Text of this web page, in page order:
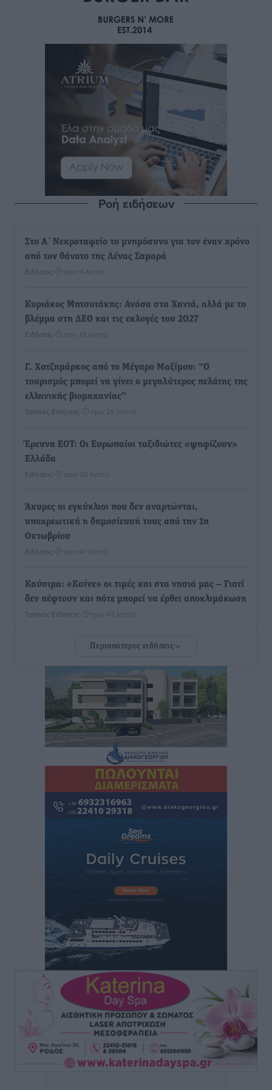
Ροή ειδήσεων
Στο Α΄ Νεκροταφείο το μνημόσυνο για τον έναν χρόνο
από τον θάνατο της Λένας Σαμαρά
Ειδήσεις πριν 4 λεπτά
Κυριάκος Μητσοτάκης: Ανάσα στα Χανιά, αλλά με το
βλέμμα στη ΔΕΘ και τις εκλογές του 2027
Ειδήσεις πριν 13 λεπτά
Γ. Χατζημάρκος από το Μέγαρο Μαξίμου: “Ο
τουρισμός μπορεί να γίνει ο μεγαλύτερος πελάτης της
ελληνικής βιομηχανίας”
Τοπικές Ειδήσεις πριν 25 λεπτά
Έρευνα ΕΟΤ: Οι Ευρωπαίοι ταξιδιώτες «ψηφίζουν»
Ελλάδα
Ειδήσεις πριν 35 λεπτά
Άκυρες οι εγκύκλιοι που δεν αναρτώνται,
υποχρεωτική η δημοσίευσή τους από την 1η
Οκτωβρίου
Ειδήσεις πριν 41 λεπτά
Καύσιμα: «Καίνε» οι τιμές και στα νησιά μας – Γιατί
δεν πέφτουν και πότε μπορεί να έρθει αποκλιμάκωση
Τοπικές Ειδήσεις πριν 43 λεπτά
Πάνω από 1.500 έλεγχοι με drones σε 300 παραλίες
Τοπικές Ειδήσεις• πριν 44 λεπτά
Συνεδριάζει η Δημοτική Επιτροπή Ρόδου την Δευτέρα
πριν 49 λεπτά
Ο Ακύλας στη Ρόδο 10 Αυγούστου στο βοηθητικό
στάδιο Διαγόρα
πριν 50 λεπτά
Κάλυμνο, των αναγκαίων αντιπλημμυρικών και
αγροτών και κτηνοτρόφων που υπέστησαν ζημιές,
Τοπικές Ειδήσεις• πριν 55 λεπτά
Θεσμοθετείται από σήμερα το νέο Ειδικό Χωροταξικό
Πλαίσιο για τον Τουρισμό με κοινή υπουργική
απόφαση
Ειδήσεις πριν 1 ώρα
4η Γιορτή των Γιαρένιων στ’ Απόλλωνα Ρόδου το
Σάββατο 8 Αυγούστου
• πριν 1 ώρα
Περισσότερες ειδήσεις